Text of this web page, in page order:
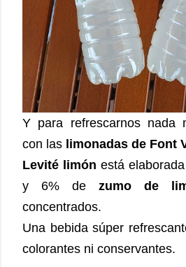
Y para refrescarnos nada
con las limonadas de Font
Levité limón está
y 6% de zumo de
concentrados.
Una bebida súper
colorantes ni conservantes.